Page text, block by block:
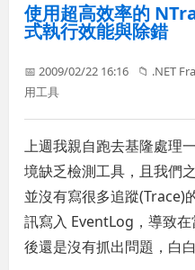
使用超高效率的
式執行效能與除錯
📅 2009/02/22 16:16 📁 .NET
用工具
上週我親自跑去基隆處理
境缺乏檢測工具，且我們
並沒有寫很多追蹤(Trace)
訊寫入 EventLog，導致
後還是沒有抓出問題，白